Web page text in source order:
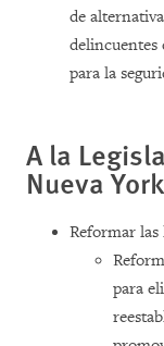
de
delincuentes
para la
A la
Nueva York
Reformar las
para